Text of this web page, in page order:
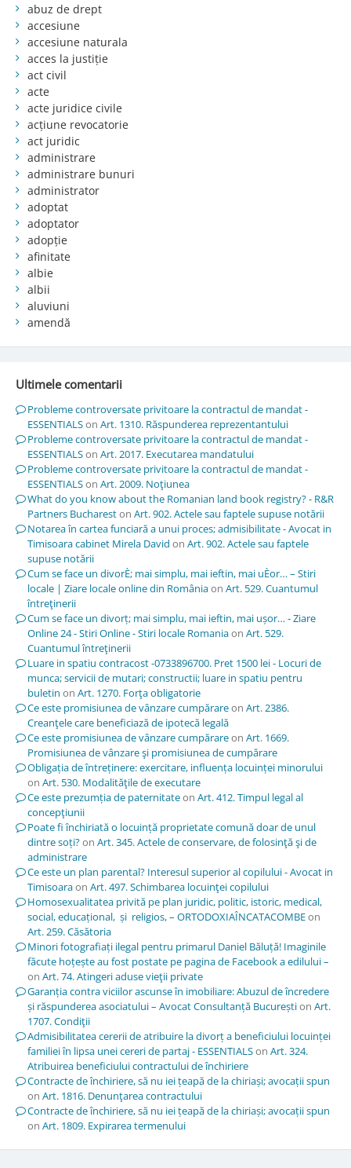
abuz de drept
accesiune
accesiune naturala
acces la justiție
act civil
acte
acte juridice civile
acțiune revocatorie
act juridic
administrare
administrare bunuri
administrator
adoptat
adoptator
adopție
afinitate
albie
albii
aluviuni
amendă
Ultimele comentarii
Probleme controversate privitoare la contractul de mandat -
ESSENTIALSon Art. 1310. Răspunderea reprezentantului
Probleme controversate privitoare la contractul de mandat -
ESSENTIALSon Art. 2017. Executarea mandatului
Probleme controversate privitoare la contractul de mandat -
ESSENTIALSon Art. 2009. Noţiunea
What do you know about the Romanian land book registry? - R&R
Partners Buchareston Art. 902. Actele sau faptele supuse notării
Notarea în cartea funciară a unui proces; admisibilitate - Avocat in
Timisoara cabinet Mirela David on Art. 902. Actele sau faptele
supuse notării
Cum se face un divorÈ; mai simplu, mai ieftin, mai uÈor… – Stiri
locale | Ziare locale online din Româniaon Art. 529. Cuantumul
întreţinerii
Cum se face un divorț; mai simplu, mai ieftin, mai ușor… - Ziare
Online 24 - Stiri Online - Stiri locale Romaniaon Art. 529.
Cuantumul întreţinerii
Luare in spatiu contracost -0733896700. Pret 1500 lei - Locuri de
munca; servicii de mutari; constructii; luare in spatiu pentru
buletin on Art. 1270. Forţa obligatorie
Ce este promisiunea de vânzare cumpărareon Art. 2386.
Creanţele care beneficiază de ipotecă legală
Ce este promisiunea de vânzare cumpărareon Art. 1669.
Promisiunea de vânzare şi promisiunea de cumpărare
Obligația de întreținere: exercitare, influența locuinței minorului
on Art. 530. Modalităţile de executare
Ce este prezumția de paternitateon Art. 412. Timpul legal al
concepţiunii
Poate fi închiriată o locuință proprietate comună doar de unul
dintre soți?on Art. 345. Actele de conservare, de folosinţă şi de
administrare
Ce este un plan parental? Interesul superior al copilului - Avocat in
Timisoaraon Art. 497. Schimbarea locuinţei copilului
Homosexualitatea privită pe plan juridic, politic, istoric, medical,
social, educațional, și religios, – ORTODOXIAÎNCATACOMBEon
Art. 259. Căsătoria
Minori fotografiați ilegal pentru primarul Daniel Băluță! Imaginile
făcute hoțește au fost postate pe pagina de Facebook a edilului –
on Art. 74. Atingeri aduse vieţii private
Garanția contra viciilor ascunse în imobiliare: Abuzul de încredere
și răspunderea asociatului – Avocat Consultanță Bucureștion Art.
1707. Condiţii
Admisibilitatea cererii de atribuire la divorț a beneficiului locuinței
familiei în lipsa unei cereri de partaj - ESSENTIALSon Art. 324.
Atribuirea beneficiului contractului de închiriere
Contracte de închiriere, să nu iei țeapă de la chiriași; avocații spun
on Art. 1816. Denunţarea contractului
Contracte de închiriere, să nu iei țeapă de la chiriași; avocații spun
on Art. 1809. Expirarea termenului